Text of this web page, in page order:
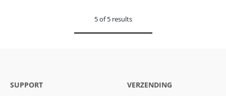
5 of 5 results
SUPPORT
VERZENDING